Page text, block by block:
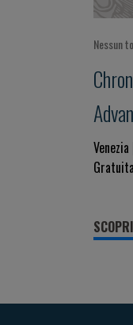
Nessun
Gratuita